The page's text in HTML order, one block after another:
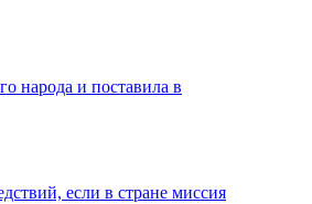
народа и поставила в
если в стране миссия